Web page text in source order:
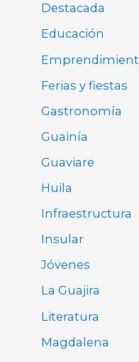
Destacada
Educación
Ferias y fiestas
Gastronomía
Guainía
Guaviare
Huila
Infraestructura
Insular
Jóvenes
La Guajira
Literatura
Magdalena